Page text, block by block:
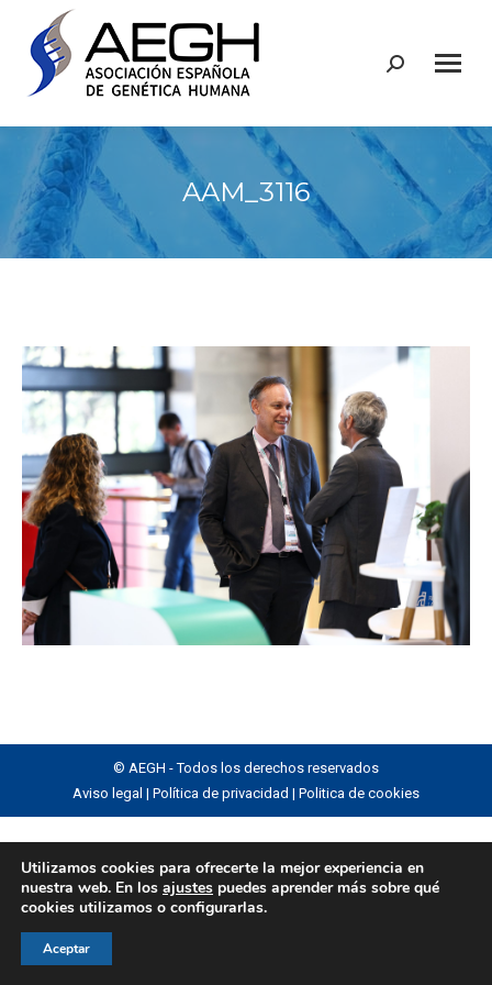
Buscar:
AAM_3116
© AEGH - Todos los derechos reservados
Aviso legal | Política de privacidad | Politica de cookies
Utilizamos cookies para ofrecerte la mejor experiencia en
nuestra web. En los ajustes puedes aprender más sobre qué
cookies utilizamos o configurarlas.
Aceptar